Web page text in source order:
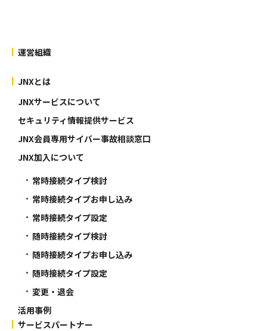
運営組織
JNXとは
JNXサービスについて
セキュリティ情報提供サービス
JNX会員専用サイバー事故相談窓口
JNX加入について
常時接続タイプ検討
常時接続タイプお申し込み
常時接続タイプ設定
随時接続タイプ検討
随時接続タイプお申し込み
随時接続タイプ設定
変更・退会
活用事例
サービスパートナー